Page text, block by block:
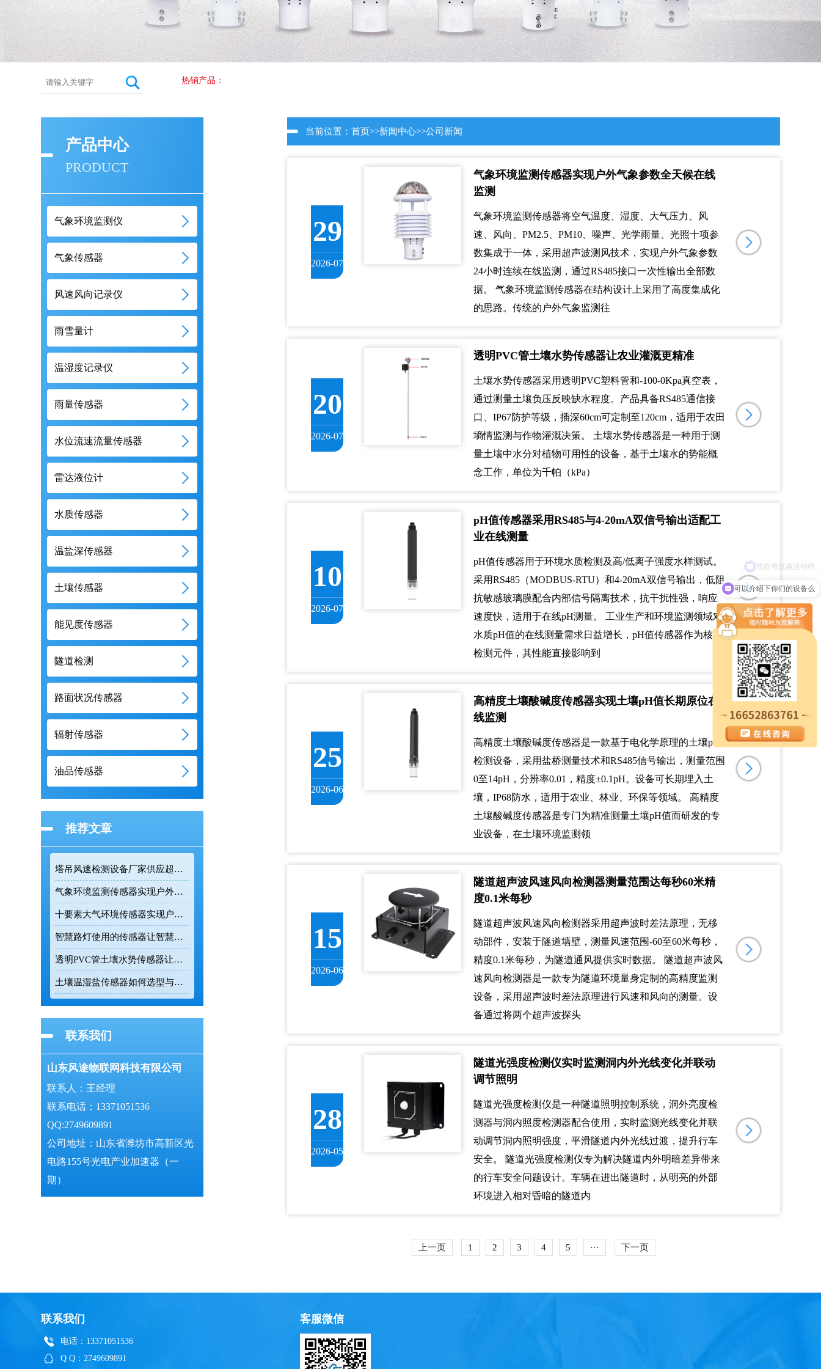
热销产品：
产品中心
PRODUCT
气象环境监测仪
气象传感器
风速风向记录仪
雨雪量计
温湿度记录仪
雨量传感器
水位流速流量传感器
雷达液位计
水质传感器
温盐深传感器
土壤传感器
能见度传感器
隧道检测
路面状况传感器
辐射传感器
油品传感器
推荐文章
塔吊风速检测设备厂家供应超声波高精度监测传感设备
气象环境监测传感器实现户外气象参数全天候在线监测
十要素大气环境传感器实现户外气象24小时连续监测
智慧路灯使用的传感器让智慧路灯成为城市环境监测的前端节点
透明PVC管土壤水势传感器让农业灌溉更精准
土壤温湿盐传感器如何选型与正确安装
联系我们
山东风途物联网科技有限公司
联系人：王经理
联系电话：13371051536
QQ:2749609891
公司地址：山东省潍坊市高新区光
电路155号光电产业加速器（一
期）
当前位置：首页>>新闻中心>>公司新闻
29
2026-07
气象环境监测传感器实现户外气象参数全天候在线
监测
气象环境监测传感器将空气温度、湿度、大气压力、风
速、风向、PM2.5、PM10、噪声、光学雨量、光照十项参
数集成于一体，采用超声波测风技术，实现户外气象参数
24小时连续在线监测，通过RS485接口一次性输出全部数
据。 气象环境监测传感器在结构设计上采用了高度集成化
的思路。传统的户外气象监测往
20
2026-07
透明PVC管土壤水势传感器让农业灌溉更精准
土壤水势传感器采用透明PVC塑料管和-100-0Kpa真空表，
通过测量土壤负压反映缺水程度。产品具备RS485通信接
口、IP67防护等级，插深60cm可定制至120cm，适用于农田
墒情监测与作物灌溉决策。 土壤水势传感器是一种用于测
量土壤中水分对植物可用性的设备，基于土壤水的势能概
念工作，单位为千帕（kPa）
10
2026-07
pH值传感器采用RS485与4-20mA双信号输出适配工
业在线测量
pH值传感器用于环境水质检测及高/低离子强度水样测试。
采用RS485（MODBUS-RTU）和4-20mA双信号输出，低阻
抗敏感玻璃膜配合内部信号隔离技术，抗干扰性强，响应
速度快，适用于在线pH测量。 工业生产和环境监测领域对
水质pH值的在线测量需求日益增长，pH值传感器作为核心
检测元件，其性能直接影响到
25
2026-06
高精度土壤酸碱度传感器实现土壤pH值长期原位在
线监测
高精度土壤酸碱度传感器是一款基于电化学原理的土壤pH
检测设备，采用盐桥测量技术和RS485信号输出，测量范围
0至14pH，分辨率0.01，精度±0.1pH。设备可长期埋入土
壤，IP68防水，适用于农业、林业、环保等领域。 高精度
土壤酸碱度传感器是专门为精准测量土壤pH值而研发的专
业设备，在土壤环境监测领
15
2026-06
隧道超声波风速风向检测器测量范围达每秒60米精
度0.1米每秒
隧道超声波风速风向检测器采用超声波时差法原理，无移
动部件，安装于隧道墙壁，测量风速范围-60至60米每秒，
精度0.1米每秒，为隧道通风提供实时数据。 隧道超声波风
速风向检测器是一款专为隧道环境量身定制的高精度监测
设备，采用超声波时差法原理进行风速和风向的测量。设
备通过将两个超声波探头
28
2026-05
隧道光强度检测仪实时监测洞内外光线变化并联动
调节照明
隧道光强度检测仪是一种隧道照明控制系统，洞外亮度检
测器与洞内照度检测器配合使用，实时监测光线变化并联
动调节洞内照明强度，平滑隧道内外光线过渡，提升行车
安全。 隧道光强度检测仪专为解决隧道内外明暗差异带来
的行车安全问题设计。车辆在进出隧道时，从明亮的外部
环境进入相对昏暗的隧道内
上一页 1 2 3 4 5 ··· 下一页
联系我们
电话：13371051536
Q Q：2749609891
客服微信
可以介绍下你们的设备么